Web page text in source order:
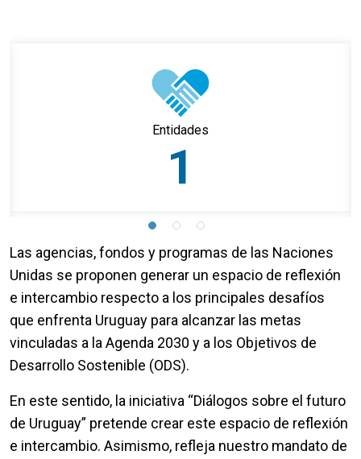
Entidades
1
Las agencias, fondos y programas de las Naciones
Unidas se proponen generar un espacio de reflexión
e intercambio respecto a los principales desafíos
que enfrenta Uruguay para alcanzar las metas
vinculadas a la Agenda 2030 y a los Objetivos de
Desarrollo Sostenible (ODS).
En este sentido, la iniciativa “Diálogos sobre el futuro
de Uruguay” pretende crear este espacio de reflexión
e intercambio. Asimismo, refleja nuestro mandato de